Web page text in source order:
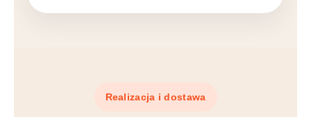
Realizacja i dostawa